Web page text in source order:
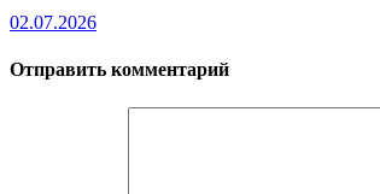
02.07.2026
Отправить комментарий